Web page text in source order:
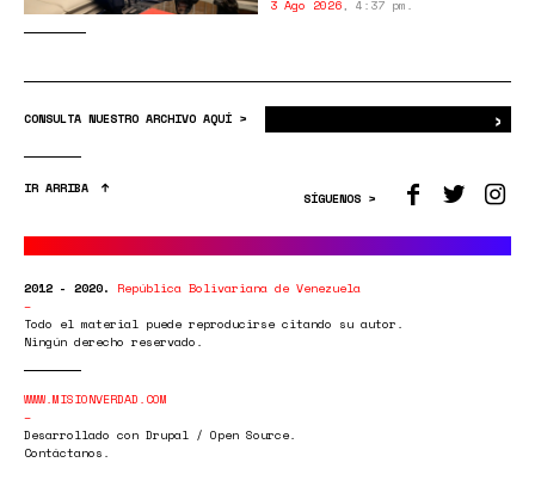
3 Ago 2026, 4:37 pm.
CONSULTA NUESTRO ARCHIVO AQUÍ > ›
IR ARRIBA
SÍGUENOS >
2012 - 2020. República Bolivariana de Venezuela
Todo el material puede reproducirse citando su autor.
Ningún derecho reservado.
WWW.MISIONVERDAD.COM
Desarrollado con Drupal / Open Source.
Contáctanos.